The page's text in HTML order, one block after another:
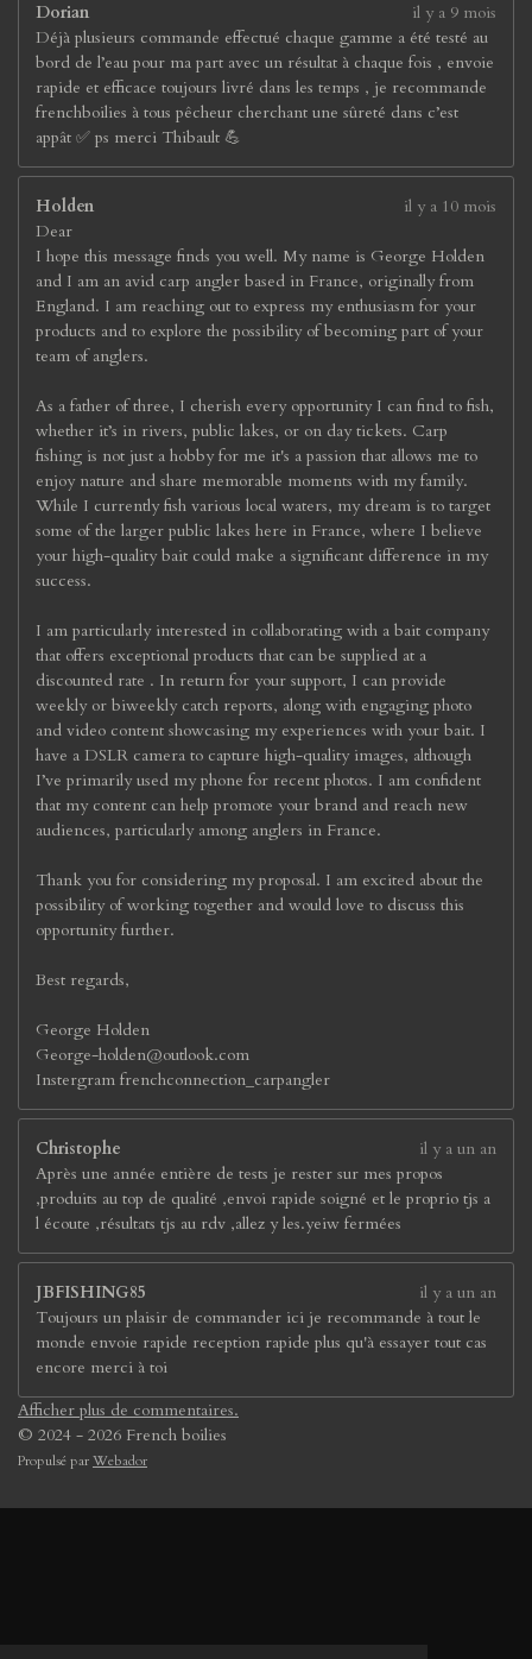
Dorian
il y a 9 mois
Déjà plusieurs commande effectué chaque gamme a été testé au
bord de l’eau pour ma part avec un résultat à chaque fois , envoie
rapide et efficace toujours livré dans les temps , je recommande
frenchboilies à tous pêcheur cherchant une sûreté dans c’est
appât ✅ ps merci Thibault 💪
Holden
il y a 10 mois
Dear
I hope this message finds you well. My name is George Holden
and I am an avid carp angler based in France, originally from
England. I am reaching out to express my enthusiasm for your
products and to explore the possibility of becoming part of your
team of anglers.
As a father of three, I cherish every opportunity I can find to fish,
whether it’s in rivers, public lakes, or on day tickets. Carp
fishing is not just a hobby for me it's a passion that allows me to
enjoy nature and share memorable moments with my family.
While I currently fish various local waters, my dream is to target
some of the larger public lakes here in France, where I believe
your high-quality bait could make a significant difference in my
success.
I am particularly interested in collaborating with a bait company
that offers exceptional products that can be supplied at a
discounted rate . In return for your support, I can provide
weekly or biweekly catch reports, along with engaging photo
and video content showcasing my experiences with your bait. I
have a DSLR camera to capture high-quality images, although
I’ve primarily used my phone for recent photos. I am confident
that my content can help promote your brand and reach new
audiences, particularly among anglers in France.
Thank you for considering my proposal. I am excited about the
possibility of working together and would love to discuss this
opportunity further.
Best regards,
George Holden
George-holden@outlook.com
Instergram frenchconnection_carpangler
Christophe
il y a un an
Après une année entière de tests je rester sur mes propos
,produits au top de qualité ,envoi rapide soigné et le proprio tjs a
l écoute ,résultats tjs au rdv ,allez y les.yeiw fermées
JBFISHING85
il y a un an
Toujours un plaisir de commander ici je recommande à tout le
monde envoie rapide reception rapide plus qu'à essayer tout cas
encore merci à toi
Afficher plus de commentaires.
© 2024 - 2026 French boilies
Propulsé parWebador